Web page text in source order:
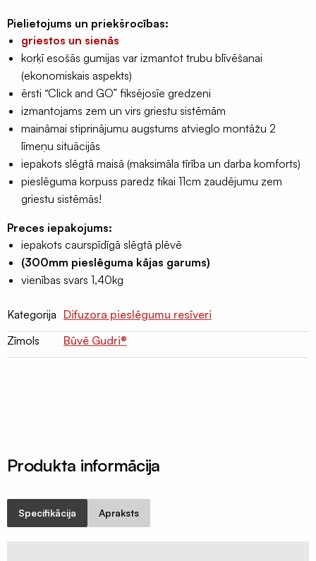
Pielietojums un priekšrocības:
griestos un sienās
korķī esošās gumijas var izmantot trubu blīvēšanai
(ekonomiskais aspekts)
ērsti “Click and GO” fiksējosīe gredzeni
izmantojams zem un virs griestu sistēmām
maināmai stiprinājumu augstums atvieglo montāžu 2
līmeņu situācijās
iepakots slēgtā maisā (maksimāla tīrība un darba komforts)
pieslēguma korpuss paredz tikai 11cm zaudējumu zem
griestu sistēmās!
Preces iepakojums:
iepakots caurspīdīgā slēgtā plēvē
(300mm pieslēguma kājas garums)
vienības svars 1,40kg
Kategorija Difuzora pieslēgumu resīveri
Zīmols
Būvē Gudri®
Produkta informācija
Specifikācija Apraksts
siets
Celtniecības
lentas
Šuvju
pieslēgumu
Logu
montāžas
lentas
Hidroizolācijas
Fasādes
lentas
EPDM
lentas
EPDM
līmes
stiprināšanai